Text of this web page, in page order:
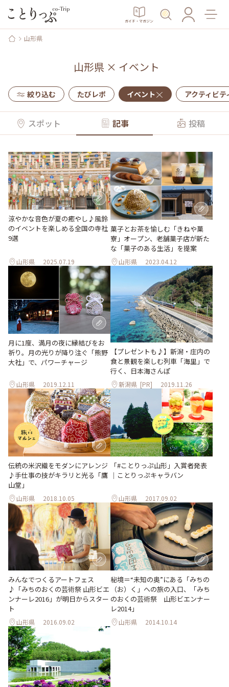
ガイド・マガジン
山形県
山形県 × イベント
絞り込む たびレポ イベント アクティビテ
スポット 記事 投稿
涼やかな音色が夏の癒やし♪風鈴
のイベントを楽しめる全国の寺社
9選
山形県 2025.07.19
菓子とお茶を愉しむ「きねや菓
寮」オープン、老舗菓子店が新た
な「菓子のある生活」を提案
山形県 2023.04.12
月に1度、満月の夜に縁結びをお
祈り。月の光りが降り注ぐ「熊野
大社」で、パワーチャージ
山形県 2019.12.11
【プレゼントも♪】新潟・庄内の
食と景観を楽しむ列車「海里」で
行く、日本海さんぽ
新潟県 [PR] 2019.11.26
伝統の米沢織をモダンにアレンジ
♪手仕事の技がキラリと光る「鷹
山堂」
山形県 2018.10.05
「#ことりっぷ山形」入賞者発表
｜ことりっぷキャラバン
山形県 2017.09.02
みんなでつくるアートフェス
♪「みちのおくの芸術祭 山形ビエ
ンナーレ2016」が明日からスター
ト
山形県 2016.09.02
秘境＝“未知の奥”にある「みちの
（お）く」への旅の入口、「みち
のおくの芸術祭 山形ビエンナー
レ2014」
山形県 2014.10.14